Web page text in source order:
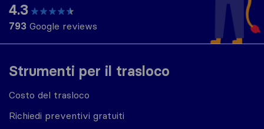
Strumenti per il trasloco
Costo del trasloco
Richiedi preventivi gratuiti
4.3
793 Google reviews